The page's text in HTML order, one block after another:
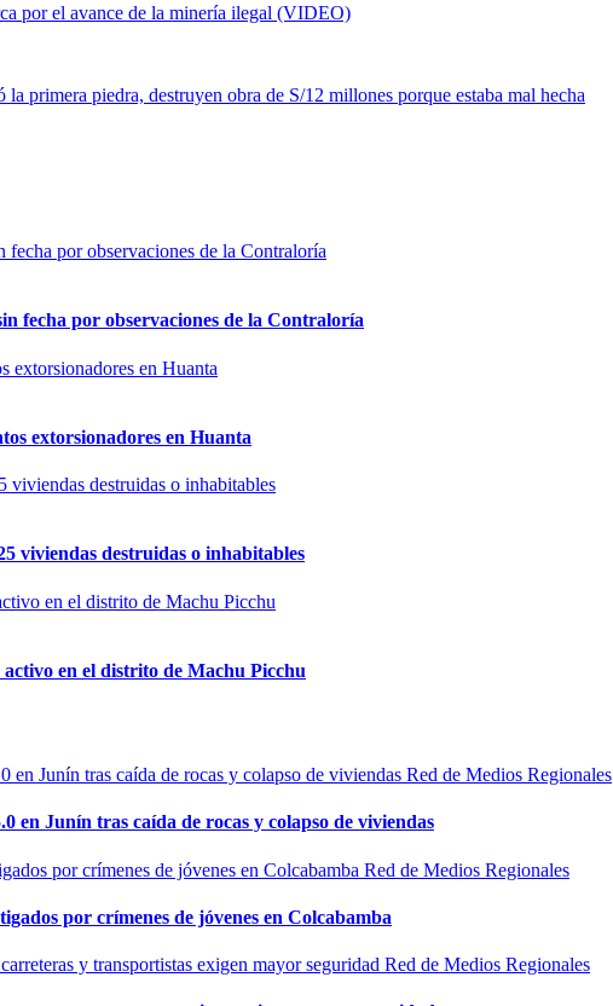
por el avance de la minería ilegal (VIDEO)
primera piedra, destruyen obra de S/12 millones porque estaba mal hecha
fecha por observaciones de la Contraloría
extorsionadores en Huanta
viviendas destruidas o inhabitables
en el distrito de Machu Picchu
Red de Medios Regionales
en Junín tras caída de rocas y colapso de viviendas
Red de Medios Regionales
por crímenes de jóvenes en Colcabamba
Red de Medios Regionales